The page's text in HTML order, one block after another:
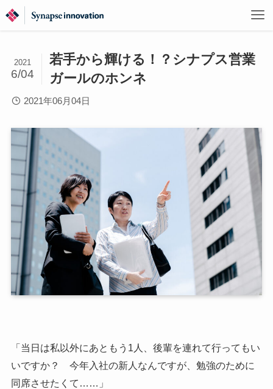
若手から輝ける！？シナプス営業
ガールのホンネ
2021
6/04
2021年06月04日
「当日は私以外にあともう1人、後輩を連れて行ってもい
いですか？ 今年入社の新人なんですが、勉強のために
同席させたくて……」